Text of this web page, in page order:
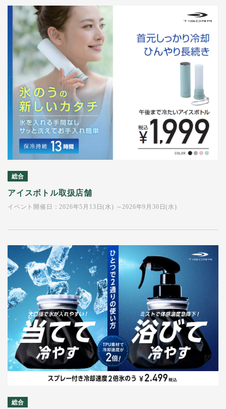
総合
アイスボトル取扱店舗
イベント開催日：2026年5月13日(水) ～2026年9月30日(水)
総合